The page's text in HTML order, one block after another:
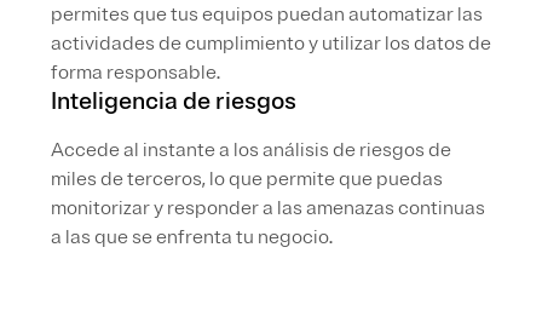
permites que tus equipos puedan automatizar las
actividades de cumplimiento y utilizar los datos de
forma responsable.
Inteligencia de riesgos
Accede al instante a los análisis de riesgos de
miles de terceros, lo que permite que puedas
monitorizar y responder a las amenazas continuas
a las que se enfrenta tu negocio.